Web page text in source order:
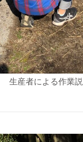
生産者による作業